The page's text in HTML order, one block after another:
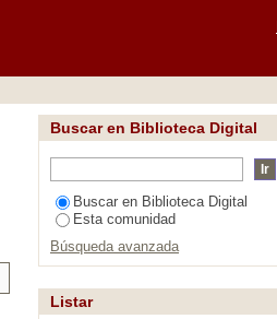
Buscar en Biblioteca Digital
Buscar en Biblioteca Digital
Esta comunidad
Búsqueda avanzada
Listar